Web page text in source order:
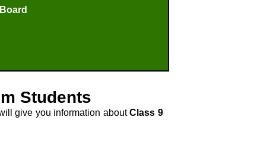
Students
give you information aboutClass 9